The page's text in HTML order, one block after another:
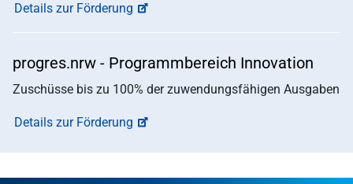
Details zur Förderung
progres.nrw - Programmbereich Innovation
Zuschüsse bis zu 100% der zuwendungsfähigen Ausgaben
Details zur Förderung